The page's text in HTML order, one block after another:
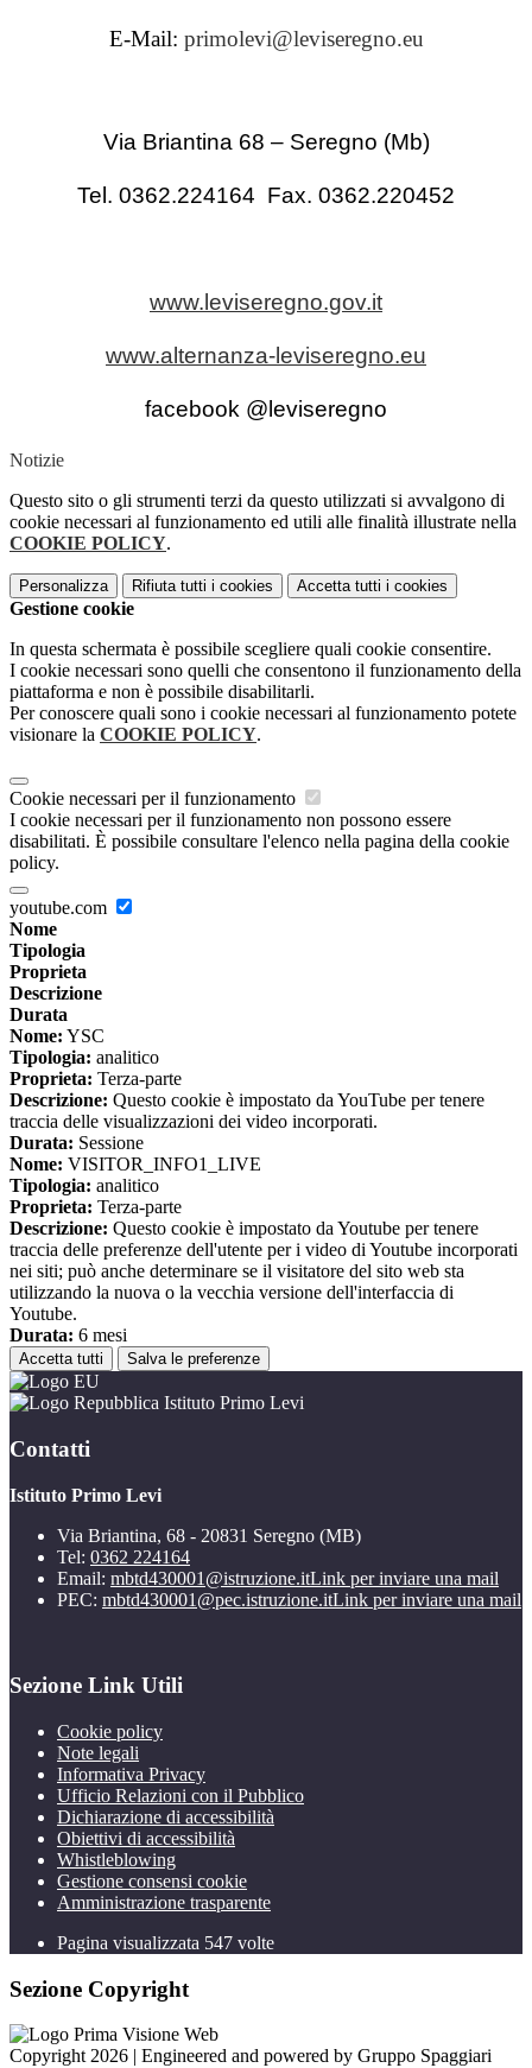
E-Mail: primolevi@leviseregno.eu
Via Briantina 68 – Seregno (Mb)
Tel. 0362.224164 Fax. 0362.220452
www.leviseregno.gov.it
www.alternanza-leviseregno.eu
facebook @leviseregno
Notizie
Questo sito o gli strumenti terzi da questo utilizzati si avvalgono di
cookie necessari al funzionamento ed utili alle finalità illustrate nella
COOKIE POLICY.
Personalizza Rifiuta tutti i cookies Accetta tutti i cookies
Gestione cookie
In questa schermata è possibile scegliere quali cookie consentire.
I cookie necessari sono quelli che consentono il funzionamento della
piattaforma e non è possibile disabilitarli.
Per conoscere quali sono i cookie necessari al funzionamento potete
visionare la COOKIE POLICY.
Cookie necessari per il funzionamento
I cookie necessari per il funzionamento non possono essere
disabilitati. È possibile consultare l'elenco nella pagina della cookie
policy.
youtube.com
Nome
Tipologia
Proprieta
Descrizione
Durata
Nome: YSC
Tipologia: analitico
Proprieta: Terza-parte
Descrizione: Questo cookie è impostato da YouTube per tenere
traccia delle visualizzazioni dei video incorporati.
Durata: Sessione
Nome: VISITOR_INFO1_LIVE
Tipologia: analitico
Proprieta: Terza-parte
Descrizione: Questo cookie è impostato da Youtube per tenere
traccia delle preferenze dell'utente per i video di Youtube incorporati
nei siti; può anche determinare se il visitatore del sito web sta
utilizzando la nuova o la vecchia versione dell'interfaccia di
Youtube.
Durata: 6 mesi
Accetta tutti Salva le preferenze
Istituto Primo Levi
Contatti
Istituto Primo Levi
Via Briantina, 68 - 20831 Seregno (MB)
Tel: 0362 224164
Email: mbtd430001@istruzione.itLink per inviare una mail
PEC: mbtd430001@pec.istruzione.itLink per inviare una mail
Sezione Link Utili
Cookie policy
Note legali
Informativa Privacy
Ufficio Relazioni con il Pubblico
Dichiarazione di accessibilità
Obiettivi di accessibilità
Whistleblowing
Gestione consensi cookie
Amministrazione trasparente
Pagina visualizzata 547 volte
Sezione Copyright
Copyright 2026 | Engineered and powered by Gruppo Spaggiari